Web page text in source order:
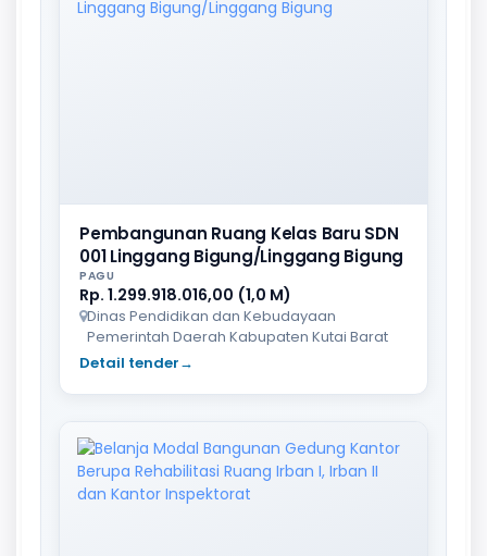
Pembangunan Ruang Kelas Baru SDN
001 Linggang Bigung/Linggang Bigung
PAGU
Rp. 1.299.918.016,00 (1,0 M)
Dinas Pendidikan dan Kebudayaan
Pemerintah Daerah Kabupaten Kutai Barat
Detail tender→